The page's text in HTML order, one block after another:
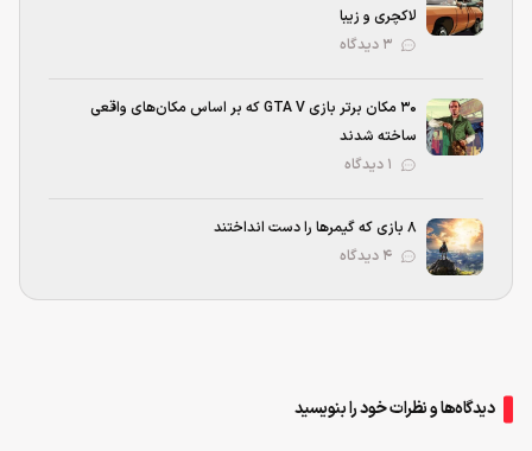
لاکچری و زیبا
۳۰ مکان برتر بازی GTA V که بر اساس مکان‌های واقعی
ساخته شدند
۸ بازی که گیمرها را دست انداختند
دیدگاه‌ها و نظرات خود را بنویسید